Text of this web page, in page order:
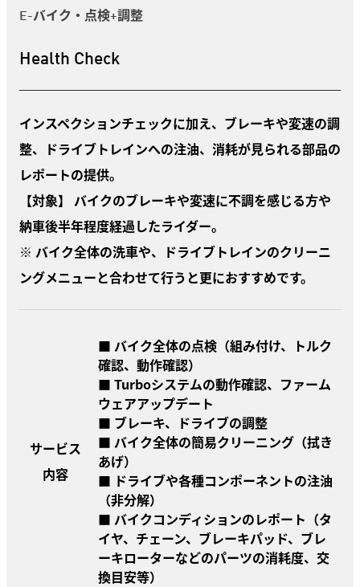
E-バイク・点検+調整
Health Check
インスペクションチェックに加え、ブレーキや変速の調
整、ドライブトレインへの注油、消耗が見られる部品の
レポートの提供。
【対象】 バイクのブレーキや変速に不調を感じる方や
納車後半年程度経過したライダー。
※ バイク全体の洗車や、ドライブトレインのクリーニ
ングメニューと合わせて行うと更におすすめです。
サービス
内容
■ バイク全体の点検（組み付け、トルク
確認、動作確認）
■ Turboシステムの動作確認、ファーム
ウェアアップデート
■ ブレーキ、ドライブの調整
■ バイク全体の簡易クリーニング（拭き
あげ）
■ ドライブや各種コンポーネントの注油
（非分解）
■ バイクコンディションのレポート（タ
イヤ、チェーン、ブレーキパッド、ブレ
ーキローターなどのパーツの消耗度、交
換目安等）